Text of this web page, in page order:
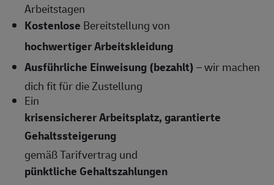
Arbeitstagen
Kostenlose Bereitstellung von
hochwertiger Arbeitskleidung
Ausführliche Einweisung (bezahlt)– wir machen
dich fit für die Zustellung
Ein
krisensicherer Arbeitsplatz, garantierte
Gehaltssteigerung
gemäß Tarifvertrag und
pünktliche Gehaltszahlungen